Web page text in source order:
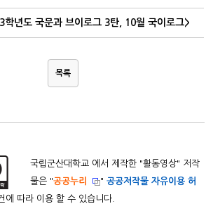
학년도 국문과 브이로그 3탄, 10월 국이로그>
목록
국립군산대학교 에서 제작한 "활동영상" 저작
물은 "공공누리 "공공저작물 자유이용 허
에 따라 이용 할 수 있습니다.